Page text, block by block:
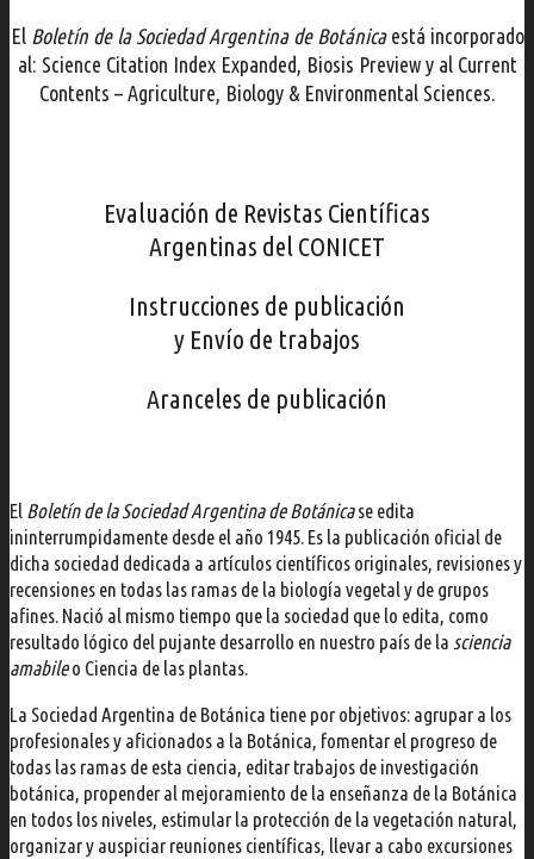
El Boletín de la Sociedad Argentina de Botánicaestá incorporado
al: Science Citation Index Expanded, Biosis Preview y al Current
Contents – Agriculture, Biology & Environmental Sciences.
Evaluación de Revistas Científicas
Argentinas del CONICET
Instrucciones de publicación
y Envío de trabajos
Aranceles de publicación
El Boletín de la Sociedad Argentina de Botánicase edita
ininterrumpidamente desde el año 1945. Es la publicación oficial de
dicha sociedad dedicada a artículos científicos originales, revisiones y
recensiones en todas las ramas de la biología vegetal y de grupos
afines. Nació al mismo tiempo que la sociedad que lo edita, como
resultado lógico del pujante desarrollo en nuestro país de la sciencia
amabileo Ciencia de las plantas.
La Sociedad Argentina de Botánica tiene por objetivos: agrupar a los
profesionales y aficionados a la Botánica, fomentar el progreso de
todas las ramas de esta ciencia, editar trabajos de investigación
botánica, propender al mejoramiento de la enseñanza de la Botánica
en todos los niveles, estimular la protección de la vegetación natural,
organizar y auspiciar reuniones científicas, llevar a cabo excursiones